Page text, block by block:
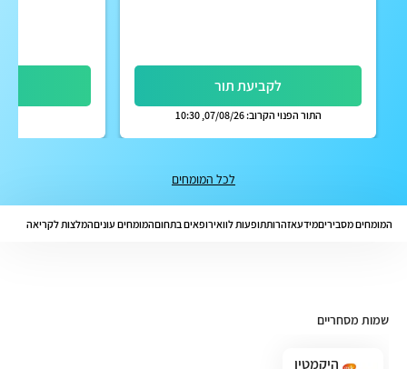
לקביעת תור
התור הפנוי הקרוב: 07/08/26, 10:30
לכל המומחים
המומחים מסביריםמידעאזהרותתופעות לוואירופאים בתחוםהמומחים עוניםהמלצות לקריאה
שמות מסחריים
היקמטין